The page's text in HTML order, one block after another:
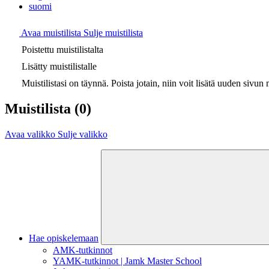
suomi
Avaa muistilista Sulje muistilista
Poistettu muistilistalta
Lisätty muistilistalle
Muistilistasi on täynnä. Poista jotain, niin voit lisätä uuden sivun
Muistilista (0)
Avaa valikko Sulje valikko
Hae opiskelemaan
AMK-tutkinnot
YAMK-tutkinnot | Jamk Master School